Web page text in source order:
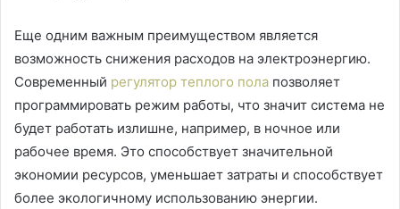
Еще одним важным преимуществом является
возможность снижения расходов на электроэнергию.
Современный регулятор теплого пола позволяет
программировать режим работы, что значит система не
будет работать излишне, например, в ночное или
рабочее время. Это способствует значительной
экономии ресурсов, уменьшает затраты и способствует
более экологичному использованию энергии.